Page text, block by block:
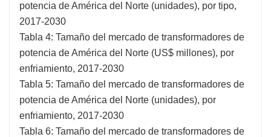
potencia de América del Norte (unidades), por tipo,
2017-2030
Tabla 4: Tamaño del mercado de transformadores de
potencia de América del Norte (US$ millones), por
enfriamiento, 2017-2030
Tabla 5: Tamaño del mercado de transformadores de
potencia de América del Norte (unidades), por
enfriamiento, 2017-2030
Tabla 6: Tamaño del mercado de transformadores de